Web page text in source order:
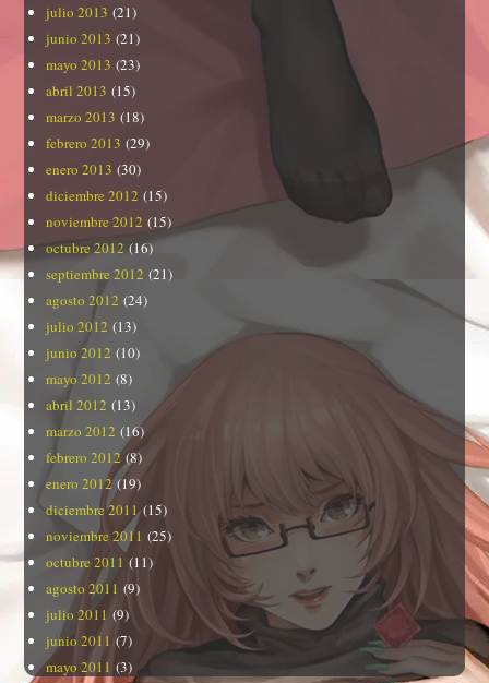
julio 2013 (21)
junio 2013 (21)
mayo 2013 (23)
abril 2013 (15)
marzo 2013 (18)
febrero 2013 (29)
enero 2013 (30)
diciembre 2012 (15)
noviembre 2012 (15)
octubre 2012 (16)
septiembre 2012 (21)
agosto 2012 (24)
julio 2012 (13)
junio 2012 (10)
mayo 2012 (8)
abril 2012 (13)
marzo 2012 (16)
febrero 2012(8)
enero 2012(19)
diciembre 2011(15)
noviembre 2011 (25)
octubre 2011 (11)
agosto 2011 (9)
julio 2011 (9)
junio 2011 (7)
mayo 2011 (3)